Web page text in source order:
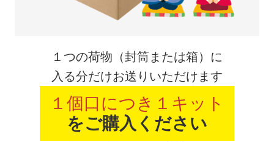
１つの荷物（封筒または箱）に
入る分だけお送りいただけます
１個口につき１キット
をご購入ください